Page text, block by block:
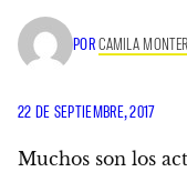
PORCAMILA
22 DE SEPTIEMBRE, 2017
Muchos son los